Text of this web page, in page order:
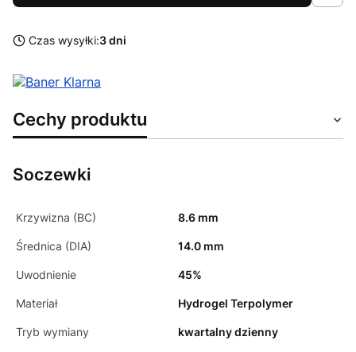
Czas wysyłki:3 dni
Cechy produktu
Soczewki
Krzywizna (BC) 8.6 mm
Średnica (DIA) 14.0 mm
Uwodnienie 45%
Materiał Hydrogel Terpolymer
Tryb wymiany kwartalny dzienny